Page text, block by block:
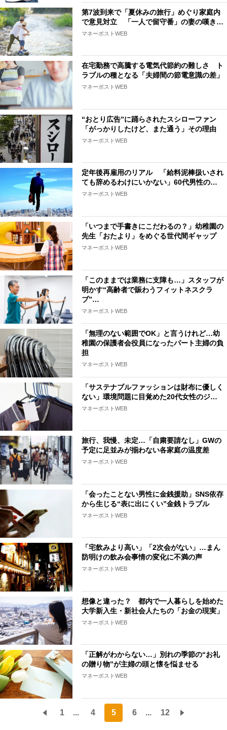
第7波到来で「夏休みの旅行」めぐり家庭内
で意見対立 「一人で留守番」の妻の嘆き…
マネーポストWEB
在宅勤務で高騰する電気代節約の難しさ ト
ラブルの種となる「夫婦間の節電意識の差」
マネーポストWEB
“おとり広告”に踊らされたスシローファン
「がっかりしたけど、また通う」その理由
マネーポストWEB
定年後再雇用のリアル 「給料泥棒扱いされ
ても辞めるわけにいかない」60代男性の…
マネーポストWEB
「いつまで手書きにこだわるの？」幼稚園の
先生「おたより」をめぐる世代間ギャップ
マネーポストWEB
「このままでは業務に支障も…」スタッフが
明かす“高齢者で賑わうフィットネスクラ
ブ”…
マネーポストWEB
「無理のない範囲でOK」と言うけれど…幼
稚園の保護者会役員になったパート主婦の負
担
マネーポストWEB
「サステナブルファッションは財布に優しく
ない」環境問題に目覚めた20代女性のジ…
マネーポストWEB
旅行、我慢、未定…「自粛要請なし」GWの
予定に足並みが揃わない各家庭の温度差
マネーポストWEB
「会ったことない男性に金銭援助」SNS依存
から生じる“表に出にくい”金銭トラブル
マネーポストWEB
「宅飲みより高い」「2次会がない」…まん
防明けの飲み会事情の変化に不満の声
マネーポストWEB
想像と違った？ 都内で一人暮らしを始めた
大学新入生・新社会人たちの「お金の現実」
マネーポストWEB
「正解がわからない…」別れの季節の“お礼
の贈り物”が主婦の頭と懐を悩ませる
マネーポストWEB
1 ... 4 5 6 ... 12